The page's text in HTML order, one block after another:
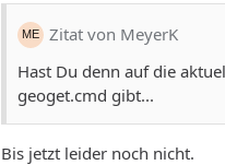
Zitat von MeyerK
Hast Du denn auf die
geoget.cmd gibt...
Bis jetzt leider noch nicht.